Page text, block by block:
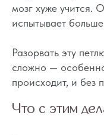
мозг хуже учится.
испытывает
Разорвать эту
сложно —
происходит, и без
Что с этим
Специалисты
Журнал о сне
О проекте